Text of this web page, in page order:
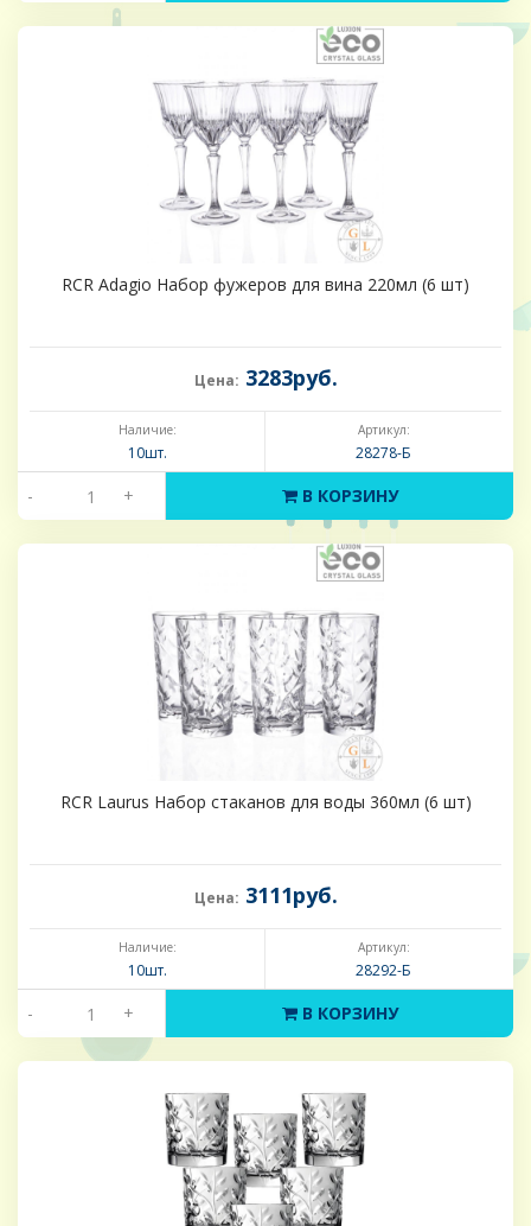
RCR Adagio Набор фужеров для вина 220мл (6 шт)
Цена: 3283руб.
Наличие:
10шт.
Артикул:
28278-Б
- + В КОРЗИНУ
RCR Laurus Набор стаканов для воды 360мл (6 шт)
Цена: 3111руб.
Наличие:
10шт.
Артикул:
28292-Б
- + В КОРЗИНУ